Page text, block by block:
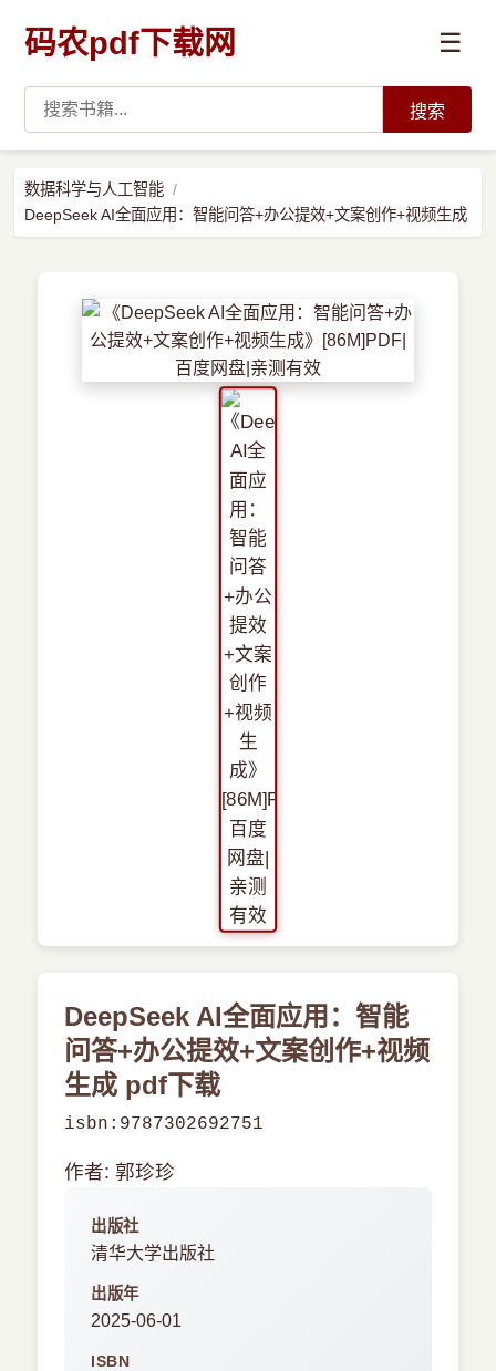
码农pdf下载网 ☰
数据科学与人工智能
搜索
数据科学与人工智能
DeepSeek AI全面应用：智能问答+办公提效+文案创作+视频生成
DeepSeek AI全面应用：智能
问答+办公提效+文案创作+视频
生成 pdf下载
isbn:9787302692751
作者: 郭珍珍
出版社
清华大学出版社
出版年
2025-06-01
ISBN